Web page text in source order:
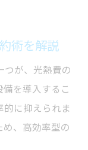
術を解説
つが、光熱費の
を導入するこ
に抑えられま
、高効率型の